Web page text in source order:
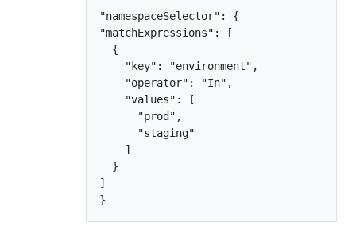
"namespaceSelector": {
"matchExpressions": [
  {
    "key": "environment",
    "operator": "In",
    "values": [
      "prod",
      "staging"
    ]
  }
]